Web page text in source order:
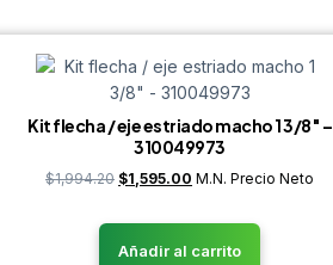
Kit flecha / eje estriado macho 1 3/8″ –
310049973
$1,994.20 $1,595.00 M.N. Precio Neto
Añadir al carrito